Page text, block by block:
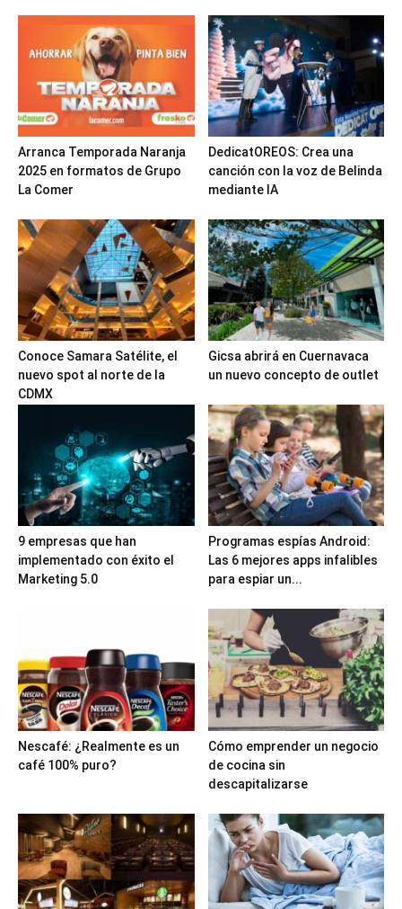
Arranca Temporada Naranja
2025 en formatos de Grupo
La Comer
DedicatOREOS: Crea una
canción con la voz de Belinda
mediante IA
Conoce Samara Satélite, el
nuevo spot al norte de la
CDMX
Gicsa abrirá en Cuernavaca
un nuevo concepto de outlet
9 empresas que han
implementado con éxito el
Marketing 5.0
Programas espías Android:
Las 6 mejores apps infalibles
para espiar un...
Nescafé: ¿Realmente es un
café 100% puro?
Cómo emprender un negocio
de cocina sin
descapitalizarse